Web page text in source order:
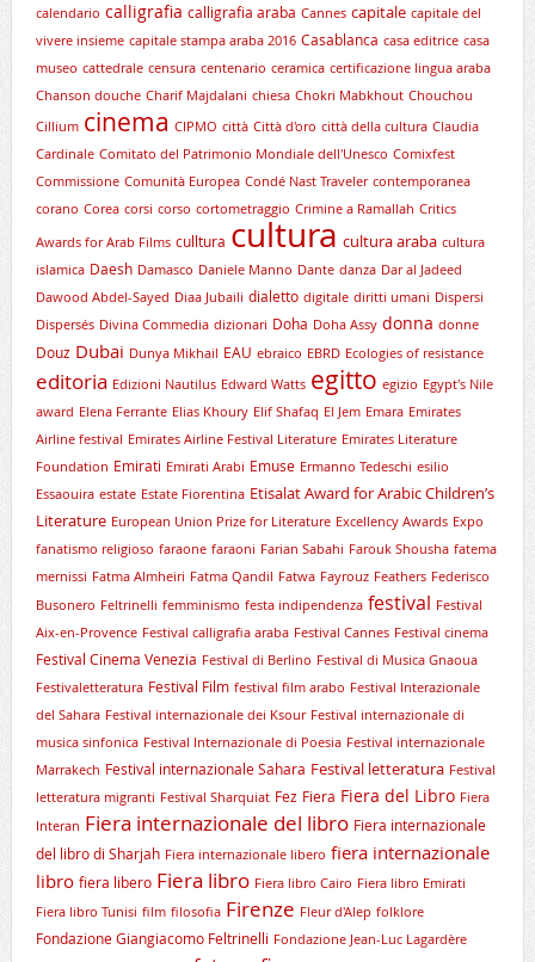
calendario calligrafia calligrafia araba Cannes capitale capitale del
vivere insieme capitale stampa araba 2016 Casablanca casa editrice casa
museo cattedrale censura centenario ceramica certificazione lingua araba
Chanson douche Charif Majdalani chiesa Chokri Mabkhout Chouchou
Cillium cinema CIPMO città Città d'oro città della cultura Claudia
Cardinale Comitato del Patrimonio Mondiale dell'Unesco Comixfest
Commissione Comunità Europea Condé Nast Traveler contemporanea
corano Corea corsi corso cortometraggio Crimine a Ramallah Critics
Awards for Arab Films culltura cultura cultura araba cultura
islamica Daesh Damasco Daniele Manno Dante danza Dar al Jadeed
Dawood Abdel-Sayed Diaa Jubaili dialetto digitale diritti umani Dispersi
Dispersés Divina Commedia dizionari Doha Doha Assy donna donne
Douz Dubai Dunya Mikhail EAU ebraico EBRD Ecologies of resistance
editoria Edizioni Nautilus Edward Watts egitto egizio Egypt's Nile
award Elena Ferrante Elias Khoury Elif Shafaq El Jem Emara Emirates
Airline festival Emirates Airline Festival Literature Emirates Literature
Foundation Emirati Emirati Arabi Emuse Ermanno Tedeschi esilio
Essaouira estate Estate Fiorentina Etisalat Award for Arabic Children’s
Literature European Union Prize for Literature Excellency Awards Expo
fanatismo religioso faraone faraoni Farian Sabahi Farouk Shousha fatema
mernissi Fatma Almheiri Fatma Qandil Fatwa Fayrouz Feathers Federisco
Busonero Feltrinelli femminismo festa indipendenza festival Festival
Aix-en-Provence Festival calligrafia araba Festival Cannes Festival cinema
Festival Cinema Venezia Festival di Berlino Festival di Musica Gnaoua
Festivaletteratura Festival Film festival film arabo Festival Interazionale
del Sahara Festival internazionale dei Ksour Festival internazionale di
musica sinfonica Festival Internazionale di Poesia Festival internazionale
Marrakech Festival internazionale Sahara Festival letteratura Festival
letteratura migranti Festival Sharquiat Fez Fiera Fiera del Libro Fiera
Interan Fiera internazionale del libro Fiera internazionale
del libro di Sharjah Fiera internazionale libero fiera internazionale
libro fiera libero Fiera libro Fiera libro Cairo Fiera libro Emirati
Fiera libro Tunisi film filosofia Firenze Fleur d'Alep folklore
Fondazione Giangiacomo Feltrinelli Fondazione Jean-Luc Lagardère